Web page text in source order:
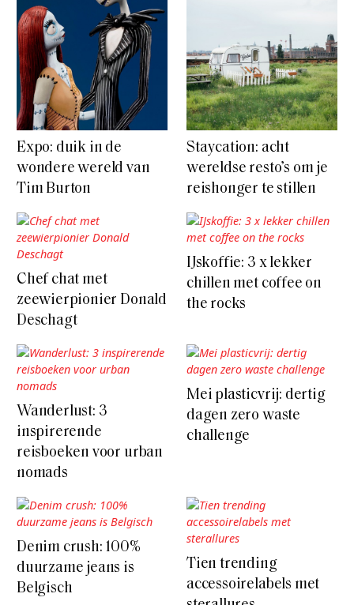
Expo: duik in de
wondere wereld van
Tim Burton
Staycation: acht
wereldse resto’s om je
reishonger te stillen
Chef chat met
zeewierpionier Donald
Deschagt
IJskoffie: 3 x lekker
chillen met coffee on
the rocks
Wanderlust: 3
inspirerende
reisboeken voor urban
nomads
Mei plasticvrij: dertig
dagen zero waste
challenge
Denim crush: 100%
duurzame jeans is
Belgisch
Tien trending
accessoirelabels met